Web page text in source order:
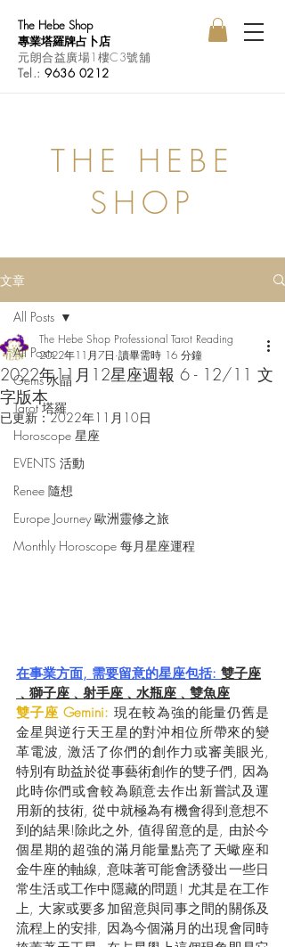
The Hebe Shop
專業塔羅牌占卜店
元朗合益廣場1樓C3號舖
Tel.:9636 0212
THE HEBE
SHOP
文章
All Posts
Gems 水晶
Tarot 塔羅
Horoscope 星座
EVENTS 活動
Renee 隨想
Europe Journey 歐洲靈修之旅
Monthly Horoscope 每月星座運程
All Posts
2022年11月12星座週報 6 - 12/11 文
字版本
The Hebe Shop Professional Tarot Reading
2022年11月7日 讀畢需時 16 分鐘
已更新：2022年11月10日
在事業方面, 需要留意的星座包括: 雙子座
﹑獅子座﹑射手座﹑水瓶座﹑雙魚座
雙子座 Gemini: 現在較為強的能量仍舊是
金星與逆行天王星的對沖相位所帶來的變
革電波, 激活了你們的創作力或審美眼光,
特別有助益於從事藝術創作的雙子們, 因為
此時你們或會較為願意去作出新嘗試及運
用新的技術, 從中就極為有機會得到意想不
到的結果!除此之外, 值得留意的是, 由於今
個星期的超強的滿月能量點亮了天蠍座和
金牛座的軸線, 意味著可能會誘發出一些日
常生活或工作中隱藏的問題! 尤其是在工作
上, 大家或要多加留意與同事之間的關係及
流程上的安排, 因為今個滿月的出現會同時